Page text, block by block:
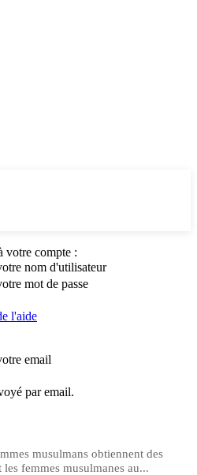
votre compte :
nom d'utilisateur
mot de passe
l'aide
email
par email.
musulmans obtiennent des
femmes musulmanes au...